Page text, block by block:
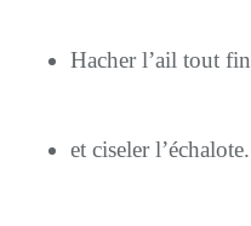
Hacher l’ail tout fin
et ciseler l’échalote.